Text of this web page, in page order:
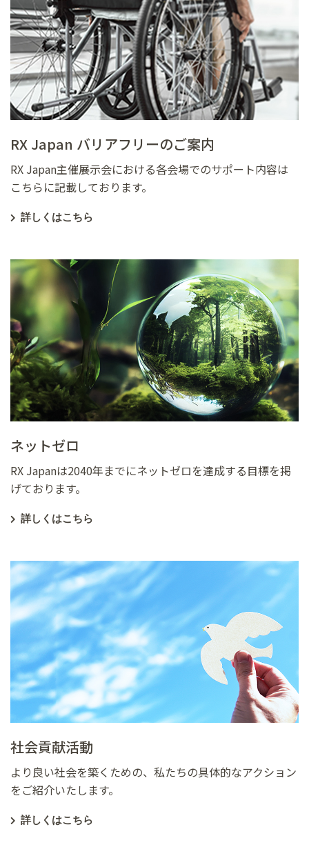
RX Japan バリアフリーのご案内
RX Japan主催展示会における各会場でのサポート内容は
こちらに記載しております。
詳しくはこちら
ネットゼロ
RX Japanは2040年までにネットゼロを達成する目標を掲
げております。
詳しくはこちら
社会貢献活動
より良い社会を築くための、私たちの具体的なアクション
をご紹介いたします。
詳しくはこちら